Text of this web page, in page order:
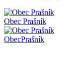
Obec Prašník
ObecPrašník